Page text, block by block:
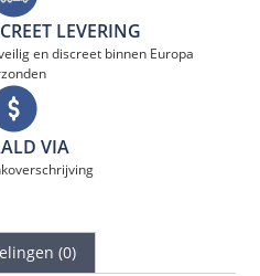
LEVERING
en discreet binnen Europa
VIA
(0)